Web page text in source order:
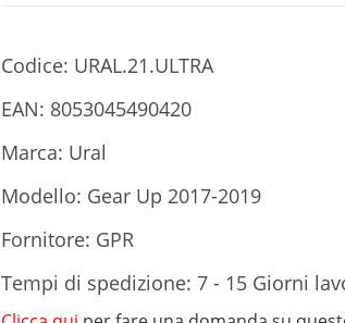
Codice: URAL.21.ULTRA
EAN: 8053045490420
Marca: Ural
Modello: Gear Up 2017-2019
Fornitore: GPR
Tempi di spedizione: 7 - 15 Giorni